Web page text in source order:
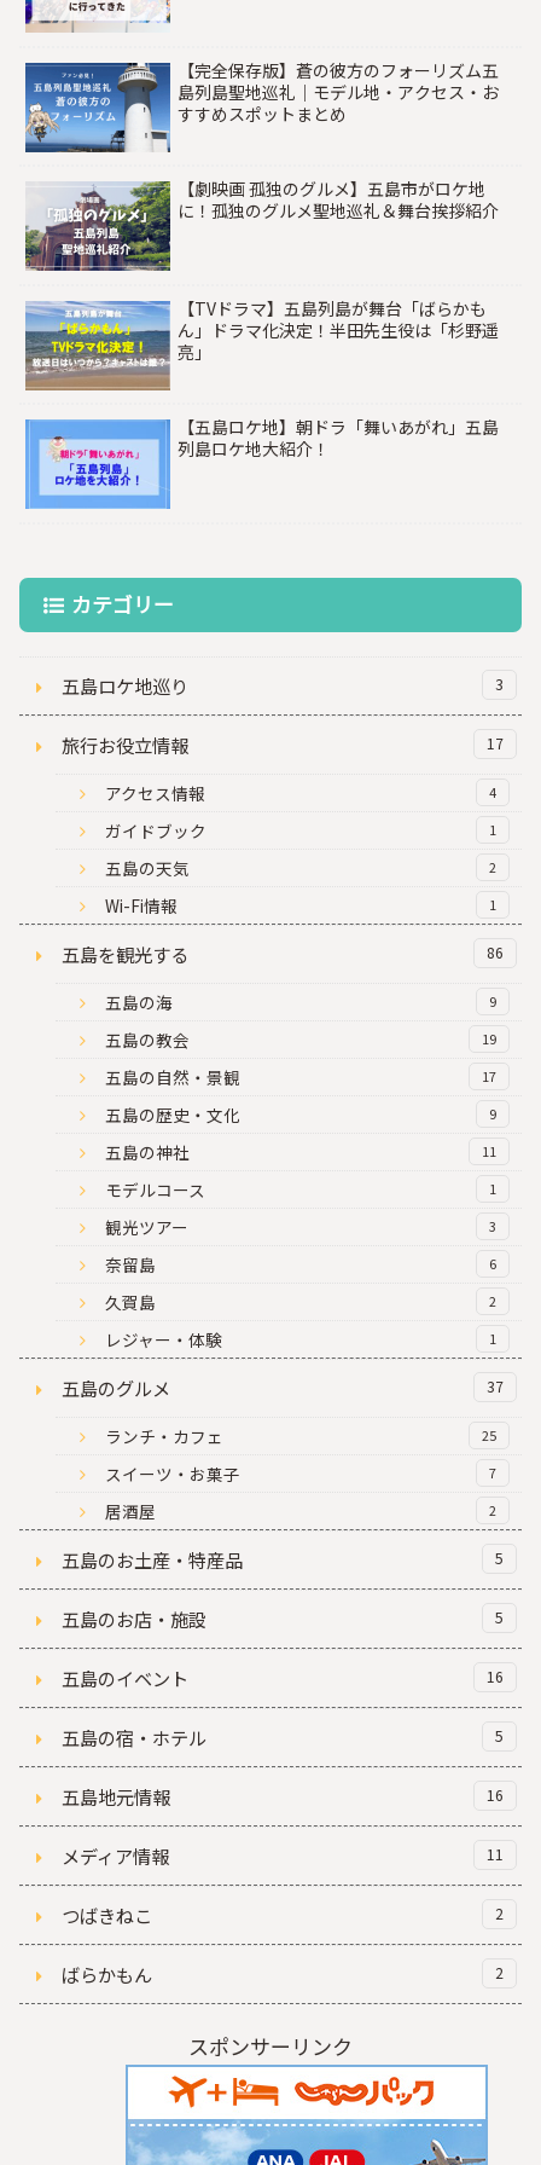
【完全保存版】蒼の彼方のフォーリズム五
島列島聖地巡礼｜モデル地・アクセス・お
すすめスポットまとめ
【劇映画 孤独のグルメ】五島市がロケ地
に！孤独のグルメ聖地巡礼＆舞台挨拶紹介
【TVドラマ】五島列島が舞台「ばらかも
ん」ドラマ化決定！半田先生役は「杉野遥
亮」
【五島ロケ地】朝ドラ「舞いあがれ」五島
列島ロケ地大紹介！
カテゴリー
五島ロケ地巡り 3
旅行お役立情報 17
アクセス情報 4
ガイドブック 1
五島の天気 2
Wi-Fi情報 1
五島を観光する 86
五島の海 9
五島の教会 19
五島の自然・景観 17
五島の歴史・文化 9
五島の神社 11
モデルコース 1
観光ツアー 3
奈留島 6
久賀島 2
レジャー・体験 1
五島のグルメ 37
ランチ・カフェ 25
スイーツ・お菓子 7
居酒屋 2
五島のお土産・特産品 5
五島のお店・施設 5
五島のイベント 16
五島の宿・ホテル 5
五島地元情報 16
メディア情報 11
つばきねこ 2
ばらかもん 2
スポンサーリンク